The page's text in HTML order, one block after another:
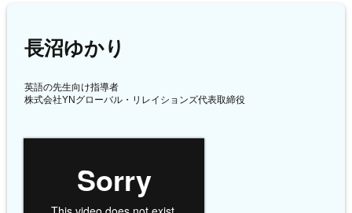
長沼ゆかり
英語の先生向け指導者
株式会社YNグローバル・リレイションズ代表取締役